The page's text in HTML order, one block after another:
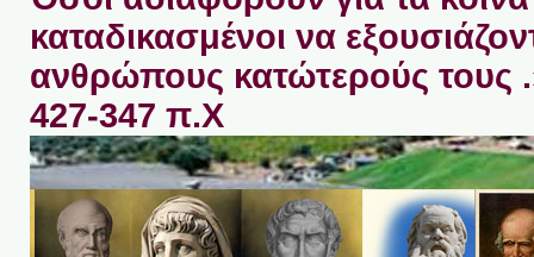
καταδικασμένοι να
ανθρώπους κατώτερούς τους
427-347 π.Χ